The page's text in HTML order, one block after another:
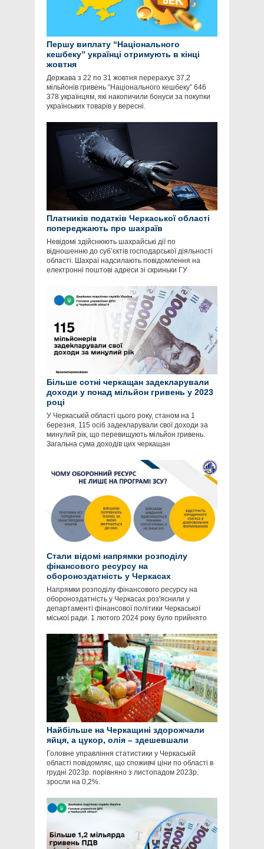
Першу виплату “Національного
кешбеку” українці отримують в кінці
жовтня
Держава з 22 по 31 жовтня перерахує 37,2
мільйонів гривень “Національного кешбеку” 646
378 українцям, які накопичили бонуси за покупки
українських товарів у вересні.
Платників податків Черкаської області
попереджають про шахраїв
Невідомі здійснюють шахрайські дії по
відношенню до суб’єктів господарської діяльності
області. Шахраї надсилають повідомлення на
електронні поштові адреси зі скриньки ГУ
Більше сотні черкащан задекларували
доходи у понад мільйон гривень у 2023
році
У Черкаській області цього року, станом на 1
березня, 115 осіб задекларували свої доходи за
минулий рік, що перевищують мільйон гривень.
Загальна сума доходів цих черкащан
Стали відомі напрямки розподілу
фінансового ресурсу на
обороноздатність у Черкасах
Напрямки розподілу фінансового ресурсу на
обороноздатність у Черкасах роз'яснили у
департаменті фінансової політики Черкаської
міської ради. 1 лютого 2024 року було прийнято
Найбільше на Черкащині здорожчали
яйця, а цукор, олія – здешевшали
Головне управління статистики у Черкаській
області повідомляє, що споживчі ціни по області в
грудні 2023р. порівняно з листопадом 2023р.
зросли на 0,2%.